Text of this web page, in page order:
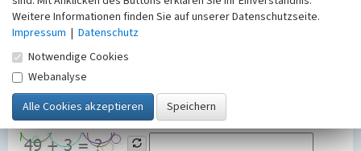
Nachricht
SicherheitsabfrageTragen Sie unten das Rechenergebnis aus der
Grafik ein
Weitere Informationen finden Sie auf unserer Datenschutzseite.
Impressum | Datenschutz
Notwendige Cookies
Webanalyse